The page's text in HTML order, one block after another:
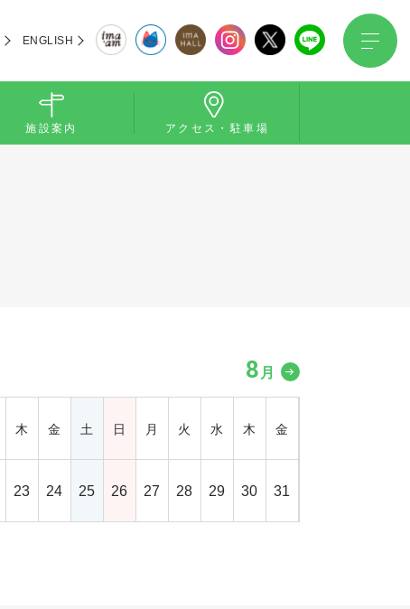
ENGLISH
施設案内 アクセス・駐車場
8 月
木 金 土 日 月 火 水 木 金
23 24 25 26 27 28 29 30 31